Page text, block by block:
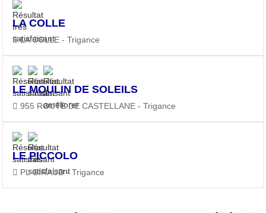
LA COLLE
LA COLLE - Trigance
LE MOULIN DE SOLEILS
955 ROUTE DE CASTELLANE - Trigance
LE PICCOLO
PL GIRAUD - Trigance